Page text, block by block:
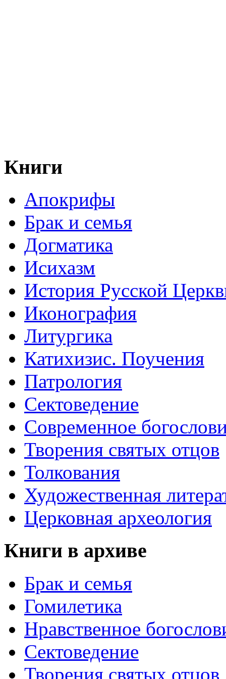
Книги
Апокрифы
Брак и семья
Догматика
Исихазм
История Русской
Иконография
Литургика
Катихизис. Поучения
Патрология
Сектоведение
Современное
Творения святых отцов
Толкования
Художественная
Церковная археология
Книги в архиве
Брак и семья
Гомилетика
Нравственное
Сектоведение
Творения святых отцов